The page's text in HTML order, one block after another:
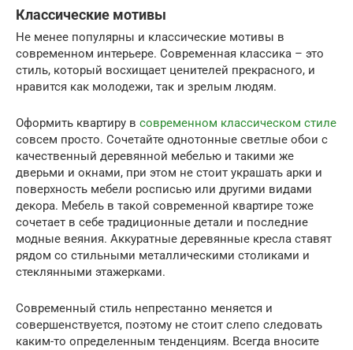
Классические мотивы
Не менее популярны и классические мотивы в
современном интерьере. Современная классика – это
стиль, который восхищает ценителей прекрасного, и
нравится как молодежи, так и зрелым людям.
Оформить квартиру в современном классическом стиле
совсем просто. Сочетайте однотонные светлые обои с
качественный деревянной мебелью и такими же
дверьми и окнами, при этом не стоит украшать арки и
поверхность мебели росписью или другими видами
декора. Мебель в такой современной квартире тоже
сочетает в себе традиционные детали и последние
модные веяния. Аккуратные деревянные кресла ставят
рядом со стильными металлическими столиками и
стеклянными этажерками.
Современный стиль непрестанно меняется и
совершенствуется, поэтому не стоит слепо следовать
каким-то определенным тенденциям. Всегда вносите